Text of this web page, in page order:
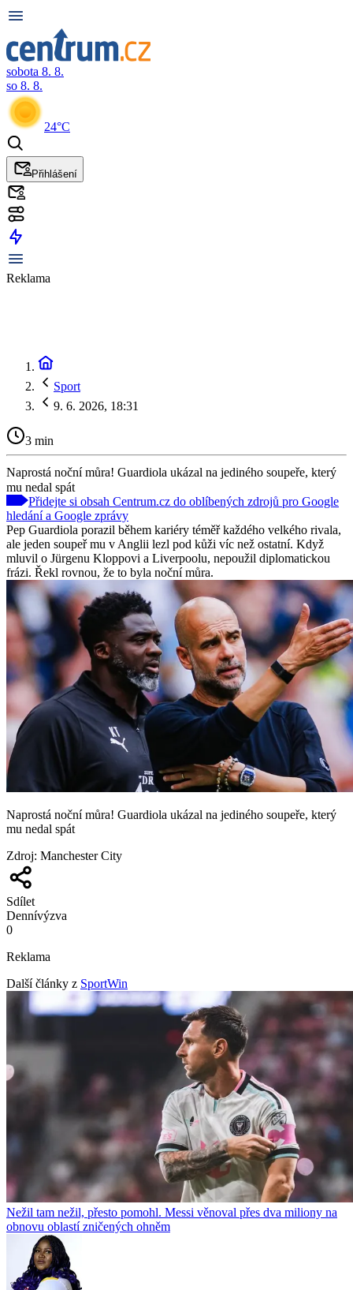
sobota 8. 8.
so 8. 8.
24°C
Přihlášení
Reklama
Sport
9. 6. 2026, 18:31
3 min
Naprostá noční můra! Guardiola ukázal na jediného soupeře, který
mu nedal spát
Přidejte si obsah Centrum.cz do oblíbených zdrojů pro Google
hledání a Google zprávy
Pep Guardiola porazil během kariéry téměř každého velkého rivala,
ale jeden soupeř mu v Anglii lezl pod kůži víc než ostatní. Když
mluvil o Jürgenu Kloppovi a Liverpoolu, nepoužil diplomatickou
frázi. Řekl rovnou, že to byla noční můra.
Naprostá noční můra! Guardiola ukázal na jediného soupeře, který
mu nedal spát
Zdroj: Manchester City
Sdílet
Dennívýzva
0
Reklama
Další články z SportWin
Nežil tam nežil, přesto pomohl. Messi věnoval přes dva miliony na
obnovu oblastí zničených ohněm